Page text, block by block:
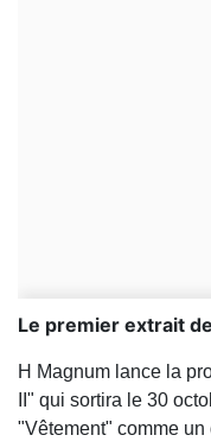
Le premier extrait
H Magnum lance la
II" qui sortira le 30
"Vêtement" comme